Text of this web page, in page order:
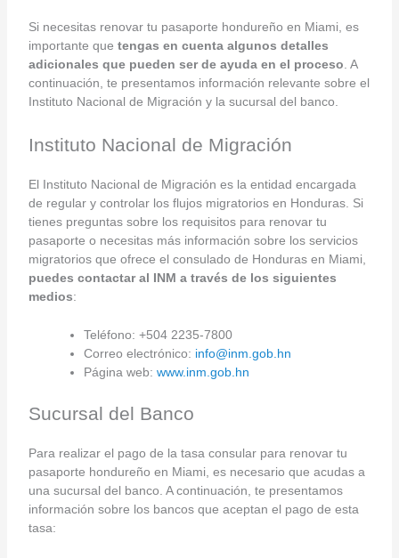
Si necesitas renovar tu pasaporte hondureño en Miami, es
importante que tengas en cuenta algunos detalles
adicionales que pueden ser de ayuda en el proceso . A
continuación, te presentamos información relevante sobre el
Instituto Nacional de Migración y la sucursal del banco.
Instituto Nacional de Migración
El Instituto Nacional de Migración es la entidad encargada
de regular y controlar los flujos migratorios en Honduras. Si
tienes preguntas sobre los requisitos para renovar tu
pasaporte o necesitas más información sobre los servicios
migratorios que ofrece el consulado de Honduras en Miami,
puedes contactar al INM a través de los siguientes
medios:
Teléfono: +504 2235-7800
Correo electrónico: info@inm.gob.hn
Página web: www.inm.gob.hn
Sucursal del Banco
Para realizar el pago de la tasa consular para renovar tu
pasaporte hondureño en Miami, es necesario que acudas a
una sucursal del banco. A continuación, te presentamos
información sobre los bancos que aceptan el pago de esta
tasa: